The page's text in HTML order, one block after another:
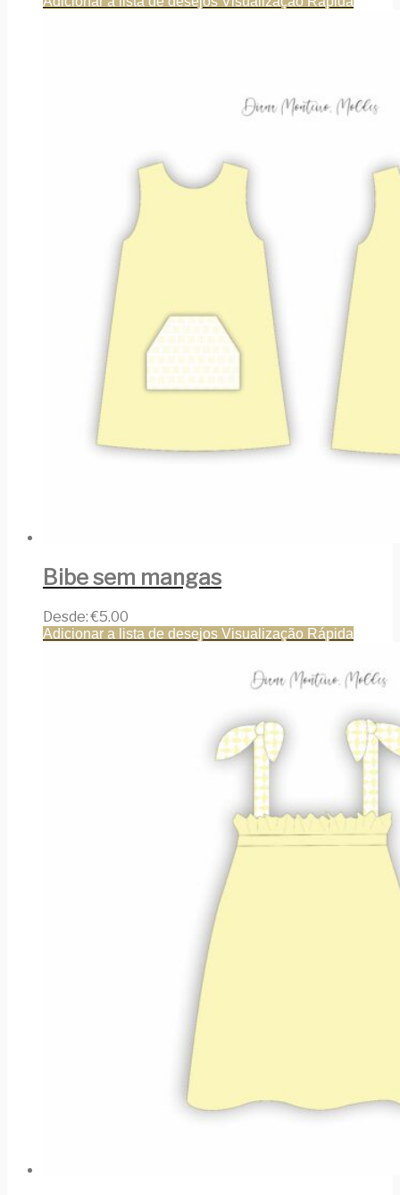
Bibe sem mangas
Desde:€5.00
Adicionar a lista de desejos Visualização Rápida